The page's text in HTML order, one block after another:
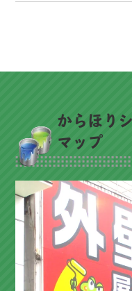
からほり
マップ